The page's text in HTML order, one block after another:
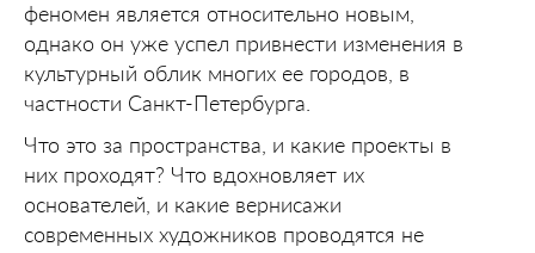
феномен является относительно новым,
однако он уже успел привнести изменения в
культурный облик многих ее городов, в
частности Санкт-Петербурга.
Что это за пространства, и какие проекты в
них проходят? Что вдохновляет их
основателей, и какие вернисажи
современных художников проводятся не